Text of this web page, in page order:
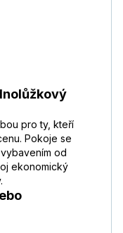
pro ty, kteří
Pokoje se
od
ekonomický